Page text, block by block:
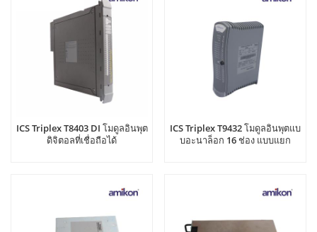
ICS Triplex T8403 DI โมดูลอินพุต
ดิจิตอลที่เชื่อถือได้
ICS Triplex T9432 โมดูลอินพุตแบ
บอะนาล็อก 16 ช่อง แบบแยก